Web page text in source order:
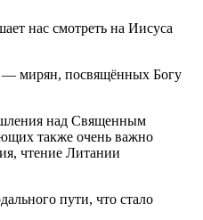
нас смотреть на Иисуса
— мирян, посвящённых Богу
над Священным
также очень важно
чтение Литании
пути, что стало